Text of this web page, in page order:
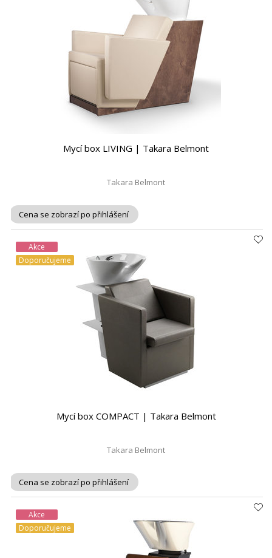
Mycí box LIVING | Takara Belmont
Takara Belmont
Cena se zobrazí po přihlášení
Akce
Doporučujeme
Mycí box COMPACT | Takara Belmont
Takara Belmont
Cena se zobrazí po přihlášení
Akce
Doporučujeme